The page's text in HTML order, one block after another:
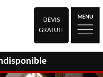
DEVIS
GRATUIT
MENU